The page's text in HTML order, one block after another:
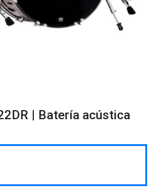
| Batería acústica